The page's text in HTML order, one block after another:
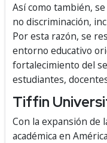
Así como también,
no discriminación,
Por esta razón, se
entorno educativo
fortalecimiento del
estudiantes,
Tiffin
Con la expansión de
académica en